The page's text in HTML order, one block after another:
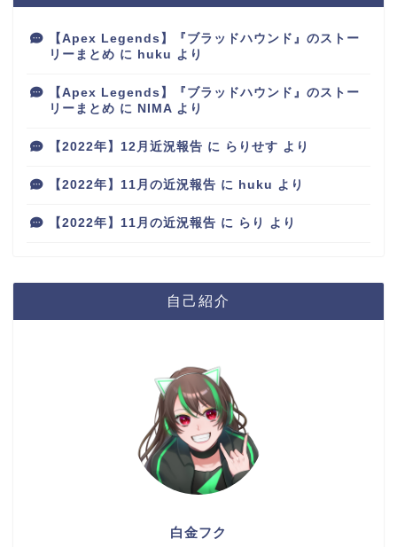
【Apex Legends】『ブラッドハウンド』のストー
リーまとめ に huku より
【Apex Legends】『ブラッドハウンド』のストー
リーまとめ に NIMA より
【2022年】12月近況報告 に らりせす より
【2022年】11月の近況報告 に huku より
【2022年】11月の近況報告 に らり より
自己紹介
白金フク